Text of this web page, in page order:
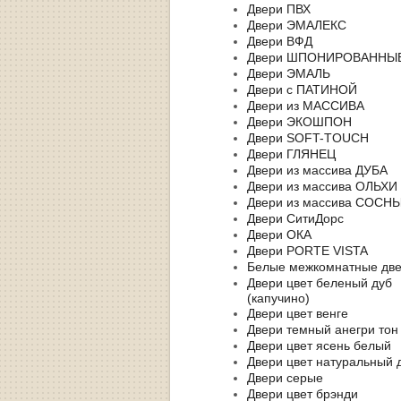
Двери ПВХ
Двери ЭМАЛЕКС
Двери ВФД
Двери
Двери ЭМАЛЬ
Двери с ПАТИНОЙ
Двери из МАССИВА
Двери ЭКОШПОН
Двери SOFT-TOUCH
Двери ГЛЯНЕЦ
Двери из массива ДУБА
Двери из массива ОЛЬХИ
Двери из массива
Двери СитиДорс
Двери ОКА
Двери PORTE VISTA
Белые межкомнатные
Двери цвет беленый дуб
(капучино)
Двери цвет венге
Двери темный анегри
Двери цвет ясень белый
Двери цвет натуральный
Двери серые
Двери цвет брэнди